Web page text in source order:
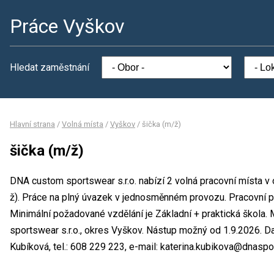
Práce Vyškov
Hledat zaměstnání
Hlavní strana / Volná místa / Vyškov / šička (m/ž)
šička (m/ž)
DNA custom sportswear s.r.o. nabízí 2 volná pracovní místa
ž). Práce na plný úvazek v jednosměnném provozu.
Minimální požadované vzdělání je Základní + praktická
sportswear s.r.o., okres Vyškov. Nástup možný od 1.9.2026.
Kubíková, tel.: 608 229 223, e-mail: